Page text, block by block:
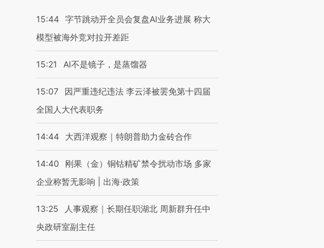
15:44 字节跳动开全员会复盘AI业务进展 称大
模型被海外竞对拉开差距
15:21 AI不是镜子，是蒸馏器
15:07
因严重违纪违法 李云泽被罢免第十四届
全国人大代表职务
14:44 大西洋观察｜特朗普助力金砖合作
14:40
刚果（金）铜钴精矿禁令扰动市场 多家
企业称暂无影响 | 出海·政策
13:25
人事观察｜长期任职湖北 周新群升任中
央政研室副主任